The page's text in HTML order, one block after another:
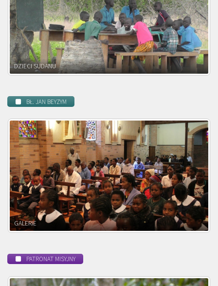
DZIECI ZAMBII
BŁ. JAN BEYZYM
POWOŁANIE MISYJNE
PATRONAT MISYJNY